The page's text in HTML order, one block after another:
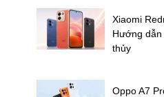
Xiaomi
Hướng
thủy
Oppo A7